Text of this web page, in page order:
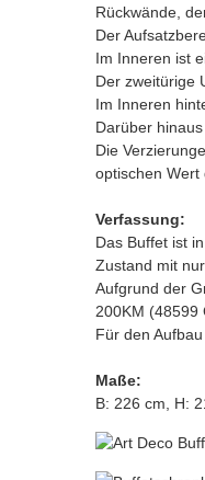
Rückwände,
Der
Im Inneren ist
Der zweitürige
Im Inneren
Darüber
Die
optischen Wert
Verfassung:
Das Buffet ist
Zustand mit
Aufgrund der
200KM (48599
Für den
Maße:
B: 226 cm, H: